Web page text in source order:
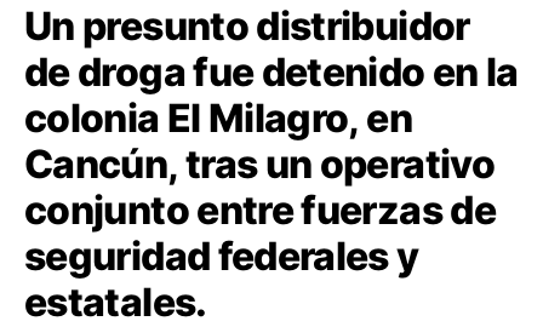
Un presunto distribuidor
de droga fue detenido en la
colonia El Milagro, en
Cancún, tras un operativo
conjunto entre fuerzas de
seguridad federales y
estatales.